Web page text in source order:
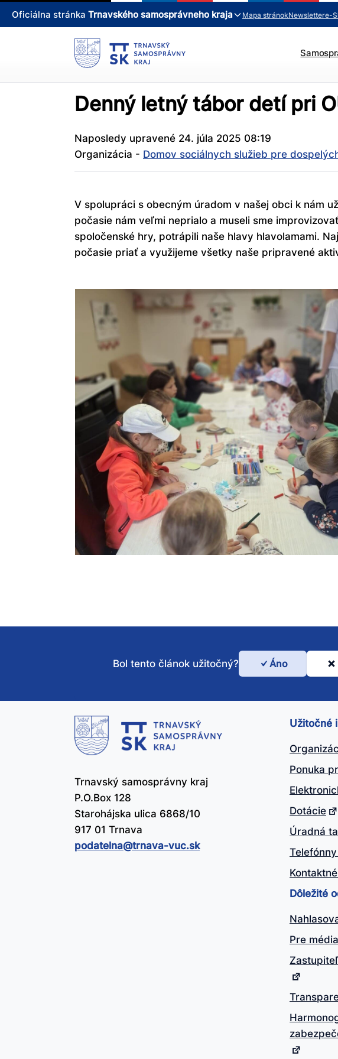
Oficiálna stránka Trnavského samosprávneho kraja Mapa stránokNewslettere-
Denný letný tábor detí pri
Naposledy upravené 24. júla 2025 08:19
Organizácia - Domov sociálnych služieb pre
V spolupráci s obecným úradom v našej obci k nám
počasie nám veľmi neprialo a museli sme
spoločenské hry, potrápili naše hlavy hlavolamami.
počasie priať a využijeme všetky naše pripravené
Bol
tento
článok
užitočný?
Bol tento článok užitočný? Áno
Trnavský samosprávny kraj
P.O.Box 128
Starohájska ulica 6868/10
917 01 Trnava
podatelna@​trnava-vuc.sk
Užitočné
Ponuka
Dotácie
Úradná
Dôležité
Pre média